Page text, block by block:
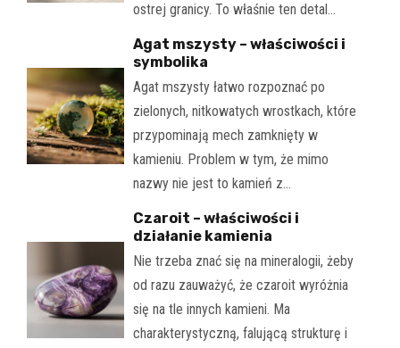
ostrej granicy. To właśnie ten detal…
Agat mszysty – właściwości i
symbolika
Agat mszysty łatwo rozpoznać po
zielonych, nitkowatych wrostkach, które
przypominają mech zamknięty w
kamieniu. Problem w tym, że mimo
nazwy nie jest to kamień z…
Czaroit – właściwości i
działanie kamienia
Nie trzeba znać się na mineralogii, żeby
od razu zauważyć, że czaroit wyróżnia
się na tle innych kamieni. Ma
charakterystyczną, falującą strukturę i